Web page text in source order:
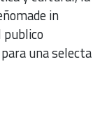
in
publico
una selecta